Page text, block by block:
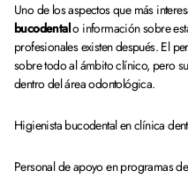
Uno de los aspectos que más
bucodentalo información sobre
profesionales existen después. El
sobre todo al ámbito clínico, pero
dentro del área odontológica.
Higienista bucodental en clínica
Personal de apoyo en programas